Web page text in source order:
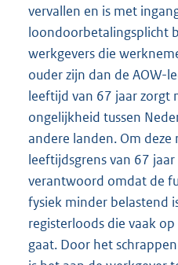
vervallen en is met
loondoorbetalingsplicht
werkgevers die
ouder zijn dan de AOW-
leeftijd van 67 jaar zorgt
ongelijkheid tussen
andere landen. Om
leeftijdsgrens van 67
verantwoord omdat de
fysiek minder belastend
registerloods die vaak
gaat. Door het